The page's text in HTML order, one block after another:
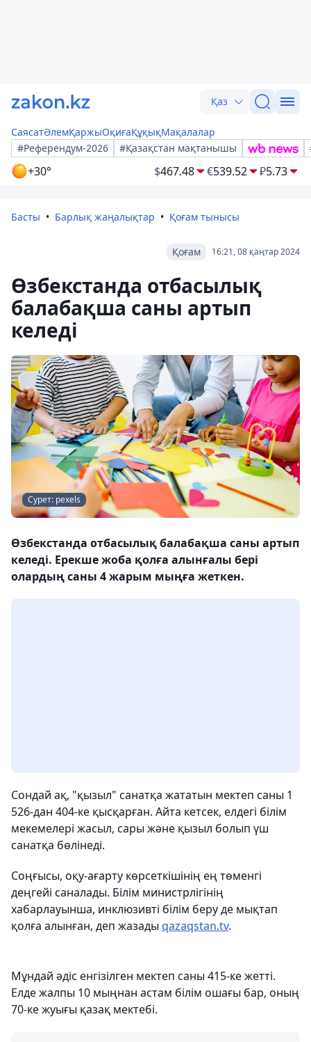
Қаз
СаясатӘлемҚаржыОқиғаҚұқықМақалалар
#Референдум-2026
#Қазақстан мақтанышы
+30° $467.48 €539.52 ₽5.73
Басты Барлық жаңалықтар Қоғам тынысы
16:21, 08 қаңтар 2024
Қоғам
Өзбекстанда отбасылық
балабақша саны артып
келеді
Сурет: pexels
Өзбекстанда отбасылық балабақша саны артып
келеді. Ерекше жоба қолға алынғалы бері
олардың саны 4 жарым мыңға жеткен.
Сондай ақ, "қызыл" санатқа жататын мектеп саны 1
526-дан 404-ке қысқарған. Айта кетсек, елдегі білім
мекемелері жасыл, сары және қызыл болып үш
санатқа бөлінеді.
Соңғысы, оқу-ағарту көрсеткішінің ең төменгі
деңгейі саналады. Білім министрлігінің
хабарлауынша, инклюзивті білім беру де мықтап
қолға алынған, деп жазады qazaqstan.tv.
Мұндай әдіс енгізілген мектеп саны 415-ке жетті.
Елде жалпы 10 мыңнан астам білім ошағы бар, оның
70-ке жуығы қазақ мектебі.